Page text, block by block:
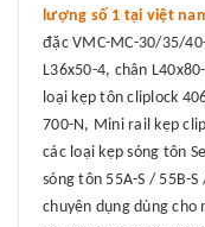
lượng số 1 tại việt
đặc VMC-MC-30/35/
L36x50-4, chân
loại kẹp tôn cliplock
700-N, Mini rail kẹp
các loại kẹp sóng tôn
sóng tôn 55A-S / 55B-
chuyên dụng dùng cho